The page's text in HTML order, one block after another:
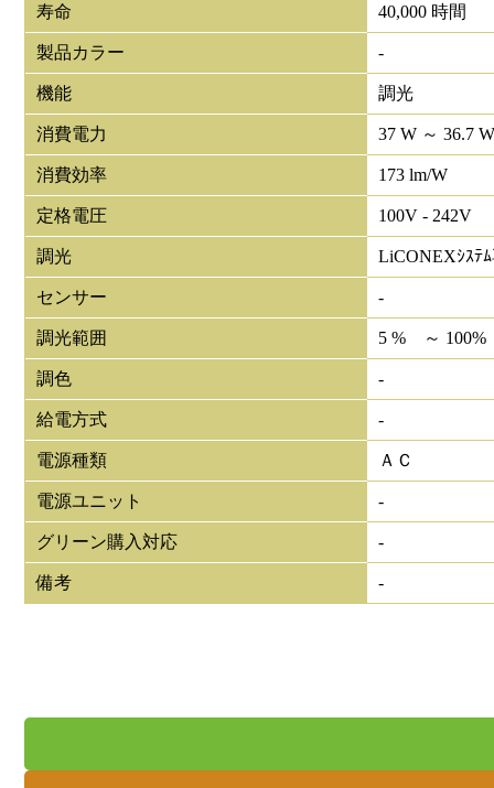
寿命 40,000 時間
製品カラー -
機能 調光
消費電力 37 W ～ 36.7
消費効率 173 lm/W
定格電圧 100V - 242V
調光 LiCONEXｼｽﾃ
センサー -
調光範囲 5 % ～ 100%
調色 -
給電方式 -
電源種類 ＡＣ
電源ユニット -
グリーン購入対応 -
備考 -